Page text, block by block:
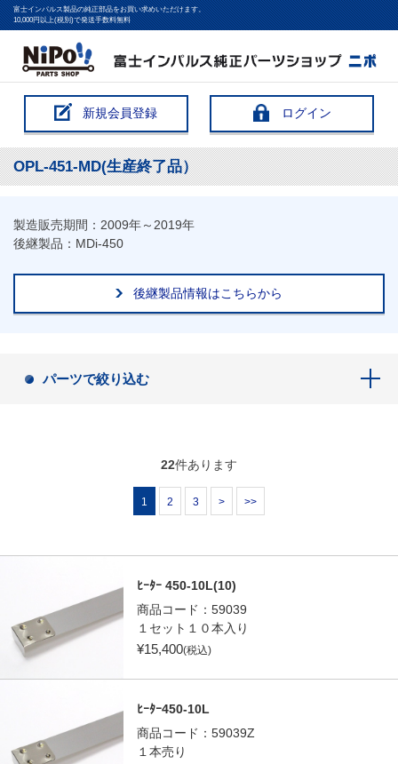
富士インパルス製品の純正部品をお買い求めいただけます。
10,000円以上(税別)で発送手数料無料
新規会員登録 ログイン
OPL-451-MD(生産終了品）
製造販売期間：2009年～2019年
後継製品：MDi-450
後継製品情報はこちらから
パーツで絞り込む
22件あります
1 2 3 > >>
ﾋｰﾀｰ 450-10L(10)
商品コード： 59039
１セット１０本入り
¥15,400(税込)
ﾋｰﾀｰ450-10L
商品コード： 59039Z
１本売り